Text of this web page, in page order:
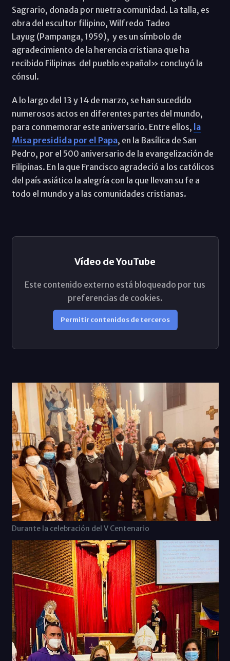
Sagrario, donada por nuetra comunidad. La talla, es
obra del escultor filipino, Wilfredo Tadeo
Layug (Pampanga, 1959), y es un símbolo de
agradecimiento de la herencia cristiana que ha
recibido Filipinas del pueblo español» concluyó la
cónsul.
A lo largo del 13 y 14 de marzo, se han sucedido
numerosos actos en diferentes partes del mundo,
para conmemorar este aniversario. Entre ellos, la
Misa presidida por el Papa, en la Basílica de San
Pedro, por el 500 aniversario de la evangelización de
Filipinas. En la que Francisco agradeció a los católicos
del país asiático la alegría con la que llevan su fe a
todo el mundo y a las comunidades cristianas.
Vídeo de YouTube
Este contenido externo está bloqueado por tus
preferencias de cookies.
Permitir contenidos de terceros
Durante la celebración del V Centenario